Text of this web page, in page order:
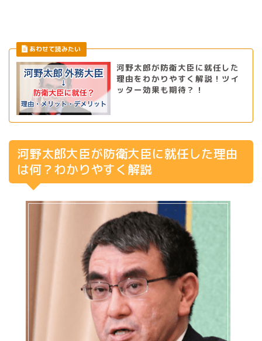
河野太郎が防衛大臣に就任した
理由をわかりやすく解説！ツイ
ッター効果も期待？！
河野太郎大臣が防衛大臣に就任した理由
は何？わかりやすく解説